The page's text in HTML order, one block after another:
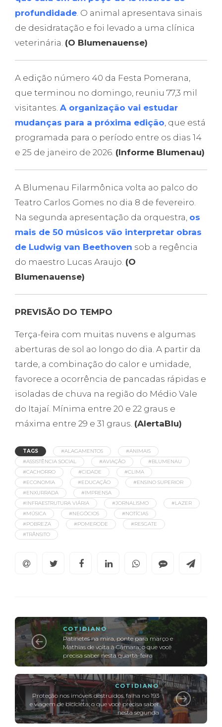
profundidade. O animal apresentava sinais
de desidratação e foi levado a uma clínica
veterinária. (O Blumenauense)
A edição número 40 da Festa Pomerana,
que terminou no domingo, reuniu 77,3 mil
visitantes. A organização vai estudar
mudanças para a próxima edição, que está
programada para o período entre os dias 14
e 25 de janeiro de 2026. (Informe Blumenau)
A Blumenau Filarmônica volta ao palco do
Teatro Carlos Gomes no dia 8 de fevereiro.
Na segunda apresentação da orquestra, os
mais de 50 músicos vão interpretar obras
de Ludwig van Beethoven sob a regência
do maestro Lucas Araujo. (O
Blumenauense)
PREVISÃO DO TEMPO
Terça-feira com muitas nuvens e algumas
aberturas de sol ao longo do dia. A partir da
tarde, a combinação do calor e umidade,
favorece a ocorrência de pancadas rápidas e
isoladas de chuva na região do Médio Vale
do Itajaí. Mínima entre 20 e 22 graus e
máxima entre 29 e 31 graus. (AlertaBlu)
TAGS #ALAGAMENTOS
#ANIMAIS
#ASSISTÊNCIA SOCIAL
#AVIAÇÃO
#BLUMENAU
#CACHORRO
#CIDADE
#CLIMA
#ECONOMIA
#EDUCAÇÃO
#ENSINO SUPERIOR
#ENXURRADA
#IMPRENSA
#INFRAESTRUTURA VIÁRIA
#JORNALISMO
#LAZER
#MÚSICA
#NEGÓCIOS
#NOTÍCIAS
#POBREZA
#POMERODE
#RESGATE
#TRÂNSITO
COTIDIANO
Patinetes na mira, ponte para março e
Mathias de volta à Câmara; o que você
precisa saber nesta quarta-feira
COTIDIANO
Proteção nos imóveis destruídos, falha no 193
e viagem de bicicleta; o que você precisa saber
nesta segunda